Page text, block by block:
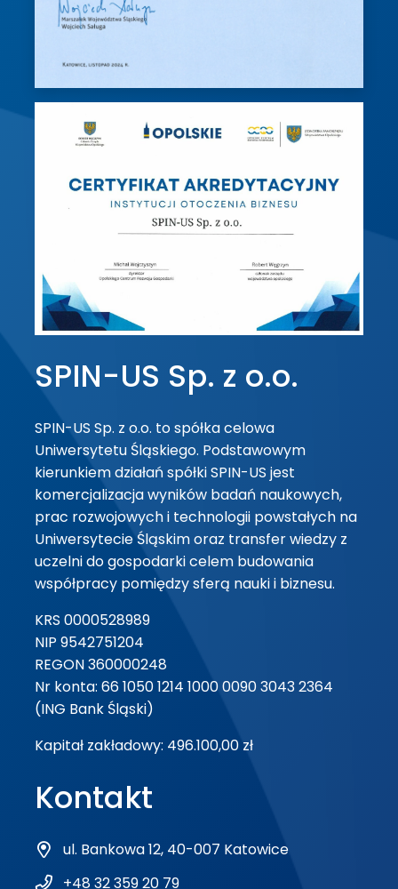
SPIN-US Sp. z o.o.
SPIN-US Sp. z o.o. to spółka celowa
Uniwersytetu Śląskiego. Podstawowym
kierunkiem działań spółki SPIN-US jest
komercjalizacja wyników badań naukowych,
prac rozwojowych i technologii powstałych na
Uniwersytecie Śląskim oraz transfer wiedzy z
uczelni do gospodarki celem budowania
współpracy pomiędzy sferą nauki i biznesu.
KRS 0000528989
NIP 9542751204
REGON 360000248
Nr konta: 66 1050 1214 1000 0090 3043 2364
(ING Bank Śląski)
Kapitał zakładowy: 496.100,00 zł
Kontakt
ul. Bankowa 12, 40-007 Katowice
+48 32 359 20 79